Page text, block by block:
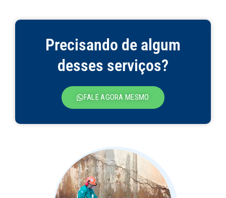
Precisando de algum
desses serviços?
FALE AGORA MESMO